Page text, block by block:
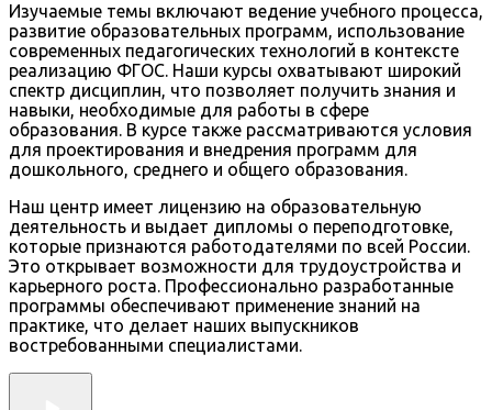
Изучаемые темы включают ведение учебного процесса,
развитие образовательных программ, использование
современных педагогических технологий в контексте
реализацию ФГОС. Наши курсы охватывают широкий
спектр дисциплин, что позволяет получить знания и
навыки, необходимые для работы в сфере
образования. В курсе также рассматриваются условия
для проектирования и внедрения программ для
дошкольного, среднего и общего образования.
Наш центр имеет лицензию на образовательную
деятельность и выдает дипломы о переподготовке,
которые признаются работодателями по всей России.
Это открывает возможности для трудоустройства и
карьерного роста. Профессионально разработанные
программы обеспечивают применение знаний на
практике, что делает наших выпускников
востребованными специалистами.